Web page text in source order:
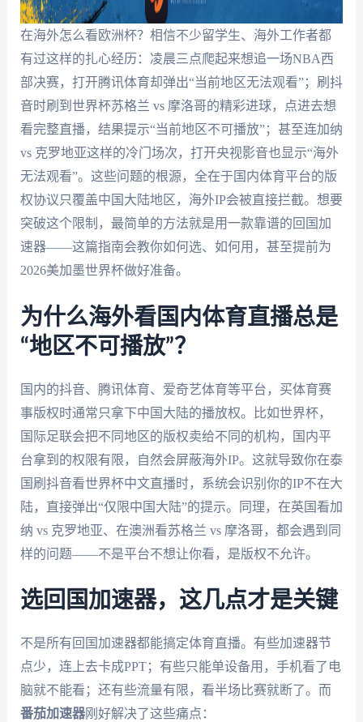
在海外怎么看欧洲杯？相信不少留学生、海外工作者都
有过这样的扎心经历：凌晨三点爬起来想追一场NBA西
部决赛，打开腾讯体育却弹出“当前地区无法观看”；刷抖
音时刷到世界杯苏格兰 vs 摩洛哥的精彩进球，点进去想
看完整直播，结果提示“当前地区不可播放”；甚至连加纳
vs 克罗地亚这样的冷门场次，打开央视影音也显示“海外
无法观看”。这些问题的根源，全在于国内体育平台的版
权协议只覆盖中国大陆地区，海外IP会被直接拦截。想要
突破这个限制，最简单的方法就是用一款靠谱的回国加
速器——这篇指南会教你如何选、如何用，甚至提前为
2026美加墨世界杯做好准备。
为什么海外看国内体育直播总是
“地区不可播放”？
国内的抖音、腾讯体育、爱奇艺体育等平台，买体育赛
事版权时通常只拿下中国大陆的播放权。比如世界杯，
国际足联会把不同地区的版权卖给不同的机构，国内平
台拿到的权限有限，自然会屏蔽海外IP。这就导致你在泰
国刷抖音看世界杯中文直播时，系统会识别你的IP不在大
陆，直接弹出“仅限中国大陆”的提示。同理，在英国看加
纳 vs 克罗地亚、在澳洲看苏格兰 vs 摩洛哥，都会遇到同
样的问题——不是平台不想让你看，是版权不允许。
选回国加速器，这几点才是关键
不是所有回国加速器都能搞定体育直播。有些加速器节
点少，连上去卡成PPT；有些只能单设备用，手机看了电
脑就不能看；还有些流量有限，看半场比赛就断了。而
番茄加速器刚好解决了这些痛点：